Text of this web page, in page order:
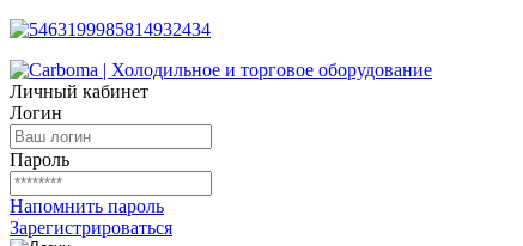
Личный кабинет
Логин
Пароль
Напомнить пароль
Зарегистрироваться